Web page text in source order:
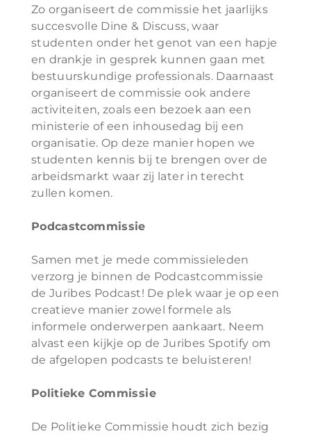
Zo organiseert de commissie het jaarlijks
succesvolle Dine & Discuss, waar
studenten onder het genot van een hapje
en drankje in gesprek kunnen gaan met
bestuurskundige professionals. Daarnaast
organiseert de commissie ook andere
activiteiten, zoals een bezoek aan een
ministerie of een inhousedag bij een
organisatie. Op deze manier hopen we
studenten kennis bij te brengen over de
arbeidsmarkt waar zij later in terecht
zullen komen.
Podcastcommissie
Samen met je mede commissieleden
verzorg je binnen de Podcastcommissie
de Juribes Podcast! De plek waar je op een
creatieve manier zowel formele als
informele onderwerpen aankaart. Neem
alvast een kijkje op de Juribes Spotify om
de afgelopen podcasts te beluisteren!
Politieke Commissie
De Politieke Commissie houdt zich bezig